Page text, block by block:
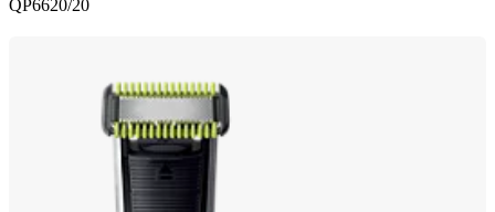
QP6620/20